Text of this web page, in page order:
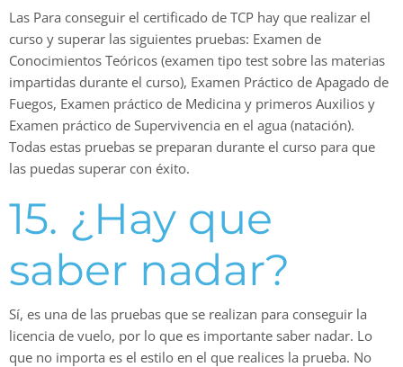
Las Para conseguir el certificado de TCP hay que realizar el
curso y superar las siguientes pruebas: Examen de
Conocimientos Teóricos (examen tipo test sobre las materias
impartidas durante el curso), Examen Práctico de Apagado de
Fuegos, Examen práctico de Medicina y primeros Auxilios y
Examen práctico de Supervivencia en el agua (natación).
Todas estas pruebas se preparan durante el curso para que
las puedas superar con éxito.
15. ¿Hay que
saber nadar?
Sí, es una de las pruebas que se realizan para conseguir la
licencia de vuelo, por lo que es importante saber nadar. Lo
que no importa es el estilo en el que realices la prueba. No